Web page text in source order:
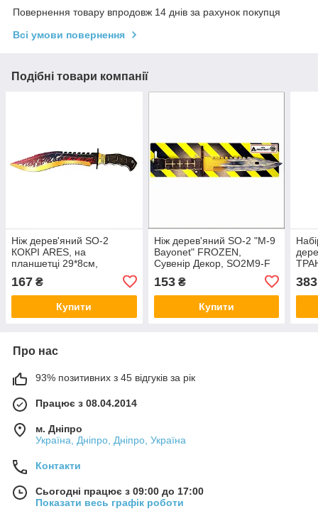
Повернення товару впродовж 14 днів за рахунок покупця
Всі умови повернення
Подібні товари компанії
Ніж дерев'яний SO-2
КОКРІ ARES, на
планшетці 29*8см,
167 ₴
Купити
Ніж дерев'яний SO-2 "M-9
Bayonet" FROZEN,
Сувенір Декор, SO2M9-F
153₴
Купити
383
Про нас
93% позитивних з 45 відгуків за рік
Працює з 08.04.2014
м. Дніпро
Україна, Дніпро, Дніпро, Україна
Контакти
Сьогодні працює з 09:00 до 17:00
Показати весь графік роботи